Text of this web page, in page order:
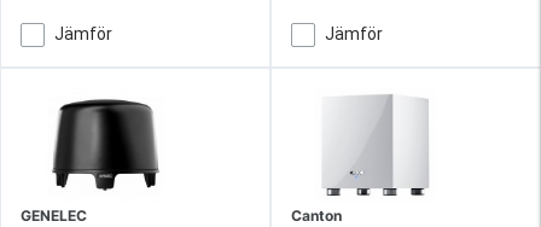
Jämför Jämför
GENELEC Canton